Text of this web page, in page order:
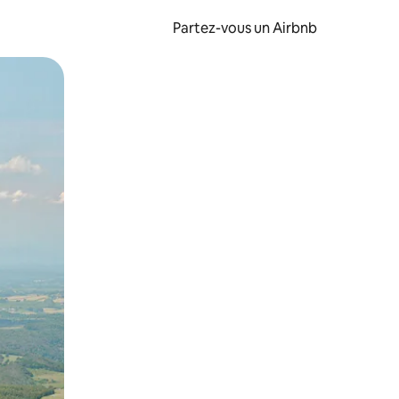
Partez-vous un Airbnb
en les faisant glisser.